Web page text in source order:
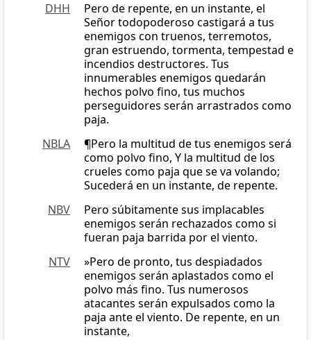
DHH
Pero de repente, en un instante, el
Señor todopoderoso castigará a tus
enemigos con truenos, terremotos,
gran estruendo, tormenta, tempestad e
incendios destructores. Tus
innumerables enemigos quedarán
hechos polvo fino, tus muchos
perseguidores serán arrastrados como
paja.
NBLA
¶Pero la multitud de tus enemigos será
como polvo fino, Y la multitud de los
crueles como paja que se va volando;
Sucederá en un instante, de repente.
NBV
Pero súbitamente sus implacables
enemigos serán rechazados como si
fueran paja barrida por el viento.
NTV
»Pero de pronto, tus despiadados
enemigos serán aplastados como el
polvo más fino. Tus numerosos
atacantes serán expulsados como la
paja ante el viento. De repente, en un
instante,